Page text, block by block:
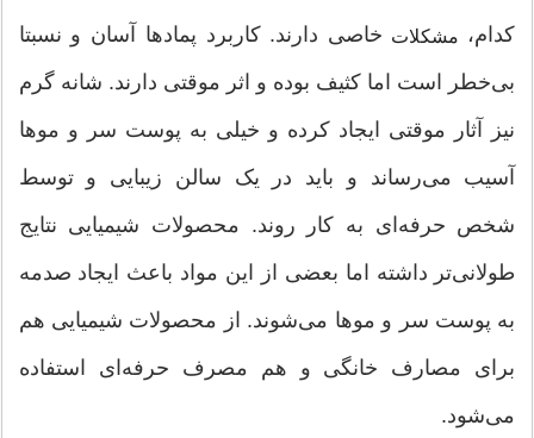
کدام، مشکلات خاصی دارند. کاربرد پمادها آسان و نسبتا
بی‌خطر است اما کثیف بوده و اثر موقتی دارند. شانه گرم
نیز آثار موقتی ایجاد کرده و خیلی به پوست سر و موها
آسیب می‌رساند و باید در یک سالن زیبایی و توسط
شخص حرفه‌ای به کار روند. محصولات شیمیایی نتایج
طولانی‌تر داشته اما بعضی از این مواد باعث ایجاد صدمه
به پوست سر و موها می‌شوند. از محصولات شیمیایی هم
برای مصارف خانگی و هم مصرف حرفه‌ای استفاده
می‌شود.